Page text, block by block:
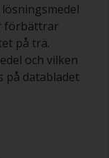
förbättrar
på trä.
och vilken
på databladet